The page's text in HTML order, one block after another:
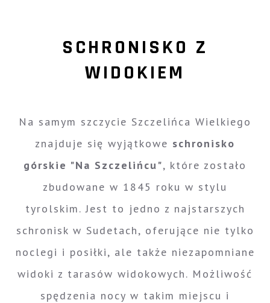
SCHRONISKO Z
WIDOKIEM
Na samym szczycie Szczelińca Wielkiego
znajduje się wyjątkowe schronisko
górskie "Na Szczelińcu", które zostało
zbudowane w 1845 roku w stylu
tyrolskim. Jest to jedno z najstarszych
schronisk w Sudetach, oferujące nie tylko
noclegi i posiłki, ale także niezapomniane
widoki z tarasów widokowych. Możliwość
spędzenia nocy w takim miejscu i